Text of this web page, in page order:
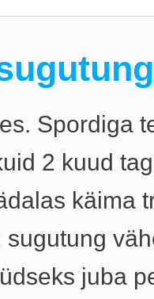
Spordiga
2 kuud
käima
sugutung
juba